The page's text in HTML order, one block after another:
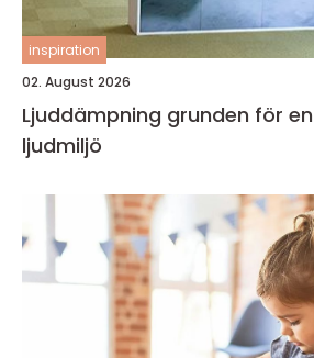
inspiration
02. August 2026
Ljuddämpning grunden för en hållbar
ljudmiljö